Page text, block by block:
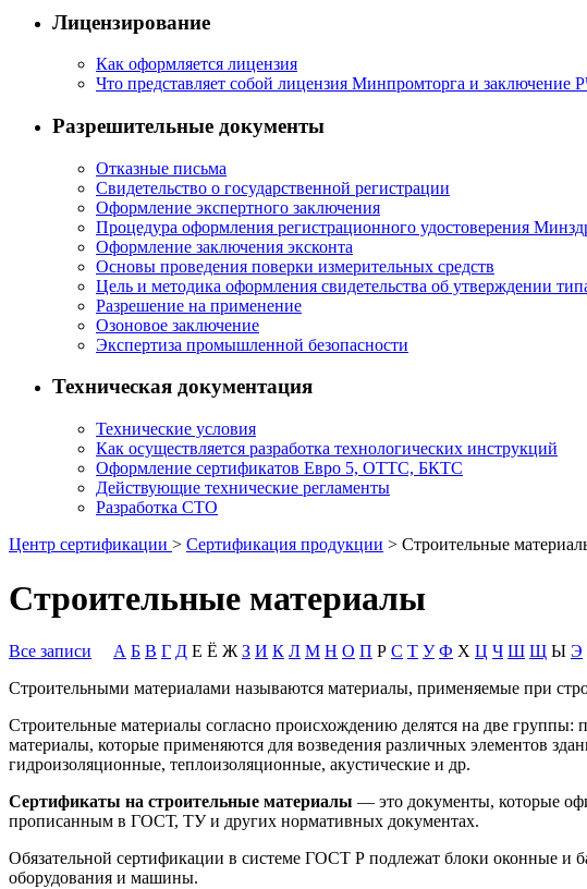
Лицензирование
Как оформляется лицензия
Что представляет собой лицензия Минпромторга и заключение
Разрешительные документы
Отказные письма
Свидетельство о государственной регистрации
Оформление экспертного заключения
Процедура оформления регистрационного удостоверения
Оформление заключения эксконта
Основы проведения поверки измерительных средств
Цель и методика оформления свидетельства об утверждении
Разрешение на применение
Озоновое заключение
Экспертиза промышленной безопасности
Техническая документация
Технические условия
Как осуществляется разработка технологических инструкций
Оформление сертификатов Евро 5, ОТТС, БКТС
Действующие технические регламенты
Разработка СТО
Центр сертификации > Сертификация продукции > Строительные
Строительные материалы
Все записи А Б В Г Д Е Ё Ж З И К Л М Н О П Р С Т У Ф Х Ц Ч Ш Щ Ы Э
Строительными материалами называются материалы, применяемые при
Строительные материалы согласно происхождению делятся на две
материалы, которые применяются для возведения различных элементов
гидроизоляционные, теплоизоляционные, акустические и др.
Сертификаты на строительные материалы — это документы, которые
прописанным в ГОСТ, ТУ и других нормативных документах.
Обязательной сертификации в системе ГОСТ Р подлежат блоки оконные и
оборудования и машины.